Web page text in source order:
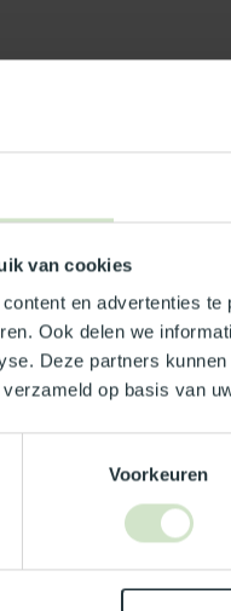
van cookies
en advertenties
Ook delen we
Deze partners
op basis van
Voorkeuren
Je